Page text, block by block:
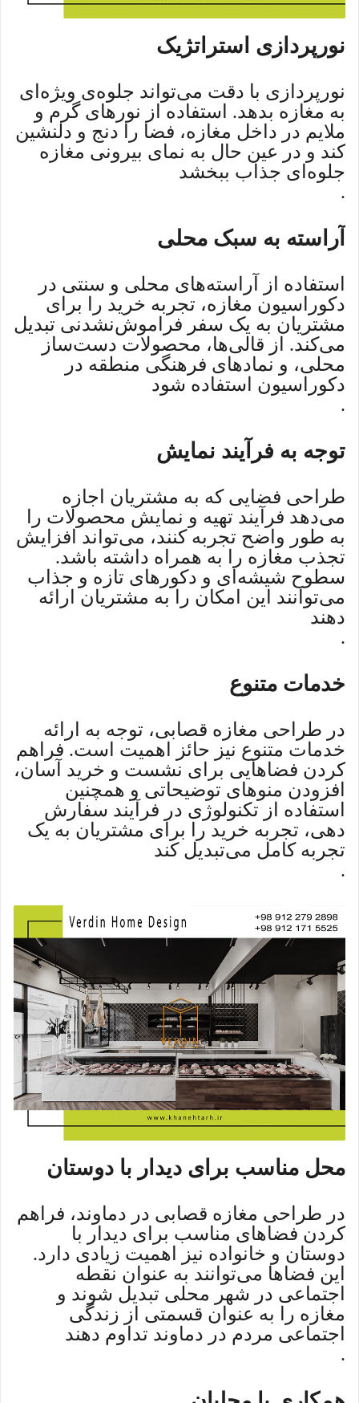
نورپردازی استراتژیک
نورپردازی با دقت می‌تواند جلوه‌ی ویژه‌ای
به مغازه بدهد. استفاده از نورهای گرم و
ملایم در داخل مغازه، فضا را دنج و دلنشین
کند و در عین حال به نمای بیرونی مغازه
جلوه‌ای جذاب ببخشد
.
آراسته به سبک محلی
استفاده از آراسته‌های محلی و سنتی در
دکوراسیون مغازه، تجربه خرید را برای
مشتریان به یک سفر فراموش‌نشدنی تبدیل
می‌کند. از قالی‌ها، محصولات دست‌ساز
محلی، و نمادهای فرهنگی منطقه در
دکوراسیون استفاده شود
.
توجه به فرآیند نمایش
طراحی فضایی که به مشتریان اجازه
می‌دهد فرآیند تهیه و نمایش محصولات را
به طور واضح تجربه کنند، می‌تواند افزایش
تجذب مغازه را به همراه داشته باشد.
سطوح شیشه‌ای و دکورهای تازه و جذاب
می‌توانند این امکان را به مشتریان ارائه
دهند
.
خدمات متنوع
در طراحی مغازه قصابی، توجه به ارائه
خدمات متنوع نیز حائز اهمیت است. فراهم
کردن فضاهایی برای نشست و خرید آسان،
افزودن منوهای توضیحاتی و همچنین
استفاده از تکنولوژی در فرآیند سفارش
دهی، تجربه خرید را برای مشتریان به یک
تجربه کامل می‌تبدیل کند
.
محل مناسب برای دیدار با دوستان
در طراحی مغازه قصابی در دماوند، فراهم
کردن فضاهای مناسب برای دیدار با
دوستان و خانواده نیز اهمیت زیادی دارد.
این فضاها می‌توانند به عنوان نقطه
اجتماعی در شهر محلی تبدیل شوند و
مغازه را به عنوان قسمتی از زندگی
اجتماعی مردم در دماوند تداوم دهند
.